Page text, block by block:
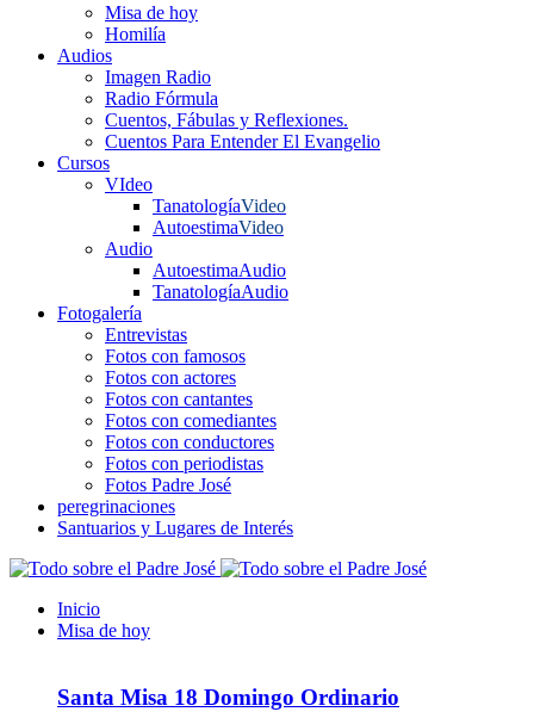
Misa de hoy
Homilía
Audios
Imagen Radio
Radio Fórmula
Cuentos, Fábulas y Reflexiones.
Cuentos Para Entender El Evangelio
Cursos
VIdeo
TanatologíaVideo
AutoestimaVideo
Audio
AutoestimaAudio
TanatologíaAudio
Fotogalería
Entrevistas
Fotos con famosos
Fotos con actores
Fotos con cantantes
Fotos con comediantes
Fotos con conductores
Fotos con periodistas
Fotos Padre José
peregrinaciones
Santuarios y Lugares de Interés
Inicio
Misa de hoy
Santa Misa 18 Domingo Ordinario